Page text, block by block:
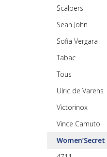
Scalpers
Sean John
Sofia Vergara
Tabac
Tous
Ulric de Varens
Victorinox
Vince Camuto
Women’Secret